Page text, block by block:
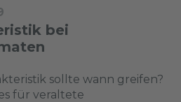
bei
sollte wann greifen?
für veraltete